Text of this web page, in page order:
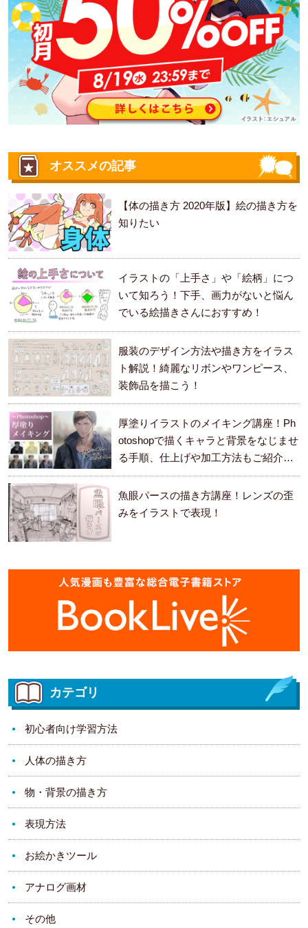
オススメの記事
【体の描き方 2020年版】絵の描き方を
知りたい
イラストの「上手さ」や「絵柄」につ
いて知ろう！下手、画力がないと悩ん
でいる絵描きさんにおすすめ！
服装のデザイン方法や描き方をイラス
ト解説！綺麗なリボンやワンピース、
装飾品を描こう！
厚塗りイラストのメイキング講座！Ph
otoshopで描くキャラと背景をなじませ
る手順、仕上げや加工方法もご紹介し
ます。
魚眼パースの描き方講座！レンズの歪
みをイラストで表現！
カテゴリ
初心者向け学習方法
人体の描き方
物・背景の描き方
表現方法
お絵かきツール
アナログ画材
その他